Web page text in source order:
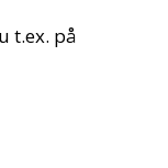
t.ex. på